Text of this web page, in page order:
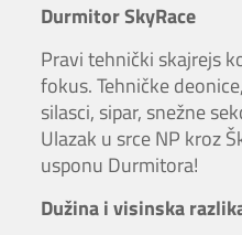
Durmitor SkyRace
Pravi tehnički skajrejs
fokus. Tehničke
silasci, sipar, snežne
Ulazak u srce NP kroz
usponu Durmitora!
Dužina i visinska